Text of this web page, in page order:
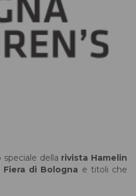
della rivista Hamelin
di Bologna e titoli che